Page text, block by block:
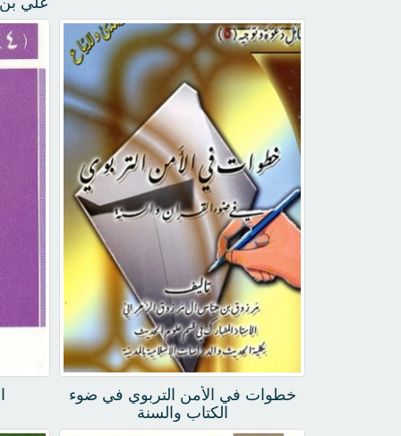
خطوات في الأمن التربوي في ضوء
الكتاب والسنة